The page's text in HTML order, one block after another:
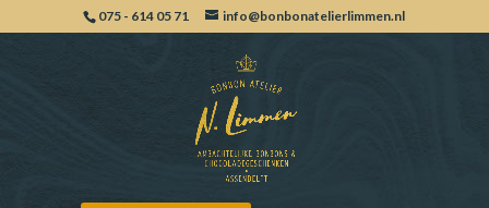
075 - 614 05 71 info@bonbonatelierlimmen.nl